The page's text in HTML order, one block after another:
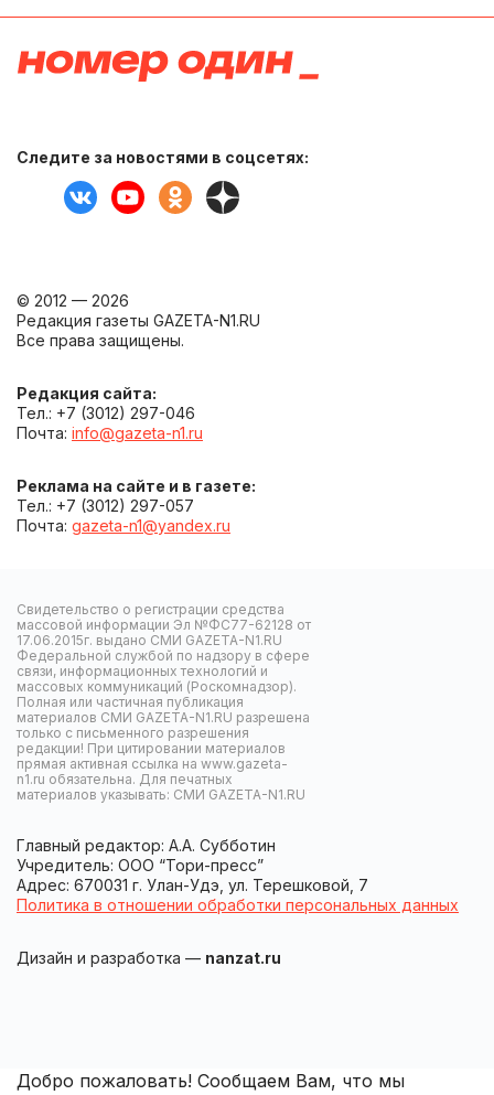
Следите за новостями в соцсетях:
© 2012 — 2026
Редакция газеты GAZETA-N1.RU
Все права защищены.
Редакция сайта:
Тел.: +7 (3012) 297-046
Почта: info@gazeta-n1.ru
Реклама на сайте и в газете:
Тел.: +7 (3012) 297-057
Почта: gazeta-n1@yandex.ru
Свидетельство о регистрации средства
массовой информации Эл №ФС77-62128 от
17.06.2015г. выдано СМИ GAZETA-N1.RU
Федеральной службой по надзору в сфере
связи, информационных технологий и
массовых коммуникаций (Роскомнадзор).
Полная или частичная публикация
материалов СМИ GAZETA-N1.RU разрешена
только с письменного разрешения
редакции! При цитировании материалов
прямая активная ссылка на www.gazeta-
n1.ru обязательна. Для печатных
материалов указывать: СМИ GAZETA-N1.RU
Главный редактор: А.А. Субботин
Учредитель: ООО “Тори-пресс”
Адрес: 670031 г. Улан-Удэ, ул. Терешковой, 7
Политика в отношении обработки персональных данных
Дизайн и разработка — nanzat.ru
Добро пожаловать! Сообщаем Вам, что мы